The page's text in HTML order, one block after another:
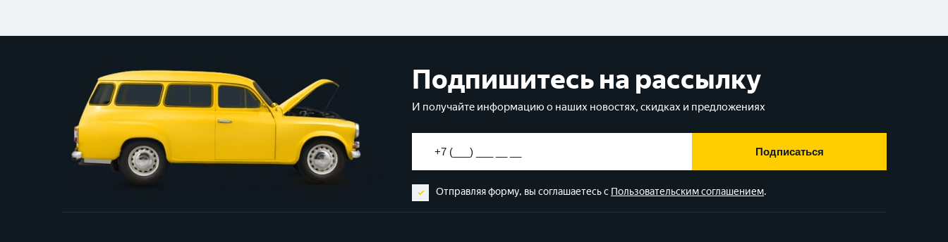
Подпишитесь на рассылку
И получайте информацию о наших новостях, скидках и предложениях
Подписаться
Отправляя форму, вы соглашаетесь с Пользовательским соглашением.